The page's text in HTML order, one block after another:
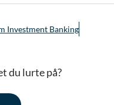
Investment Banking
du lurte på?